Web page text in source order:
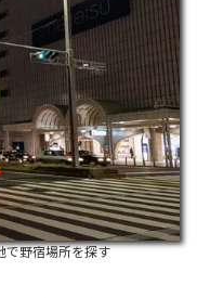
で野宿場所を探す